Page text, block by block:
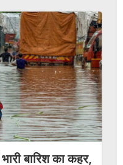
बारिश का कहर,